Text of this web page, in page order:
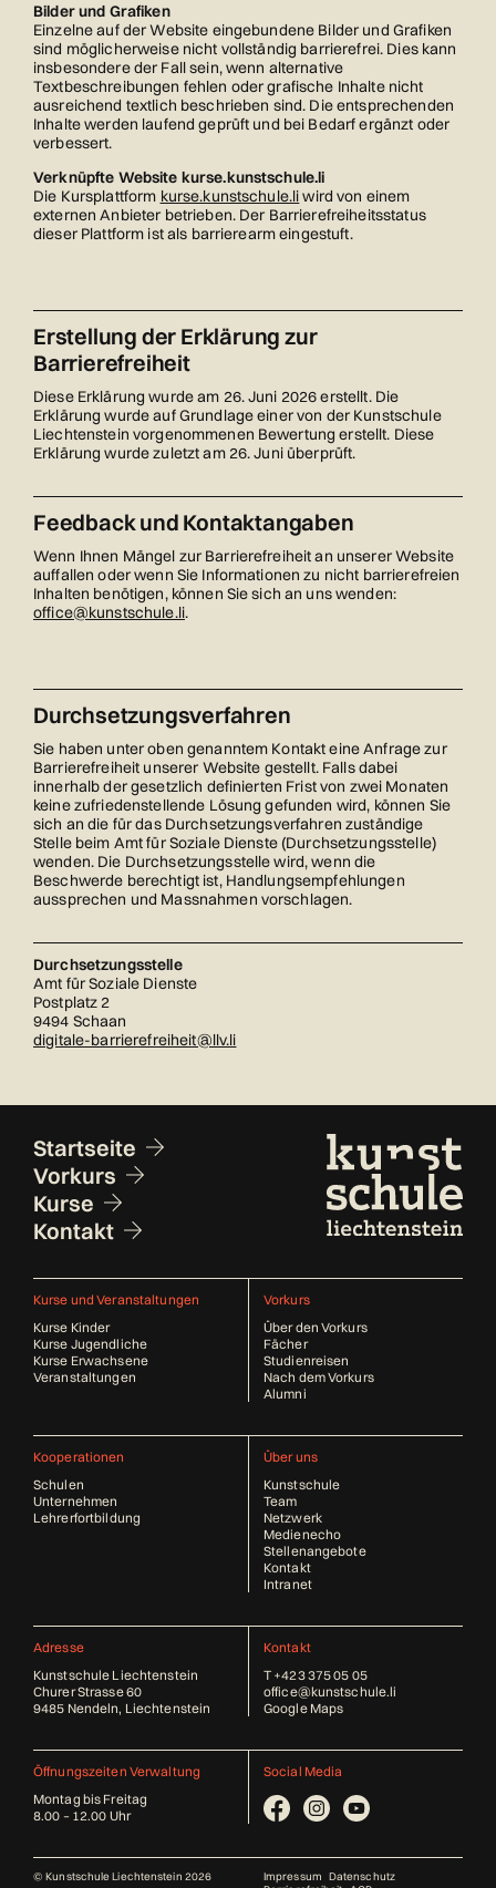
Bilder und Grafiken
Einzelne auf der Website eingebundene Bilder und Grafiken
sind möglicherweise nicht vollständig barrierefrei. Dies kann
insbesondere der Fall sein, wenn alternative
Textbeschreibungen fehlen oder grafische Inhalte nicht
ausreichend textlich beschrieben sind. Die entsprechenden
Inhalte werden laufend geprüft und bei Bedarf ergänzt oder
verbessert.
Verknüpfte Website kurse.kunstschule.li
Die Kursplattform kurse.kunstschule.liwird von einem
externen Anbieter betrieben. Der Barrierefreiheitsstatus
dieser Plattform ist als barrierearm eingestuft.
Erstellung der Erklärung zur
Barrierefreiheit
Diese Erklärung wurde am 26. Juni 2026 erstellt. Die
Erklärung wurde auf Grundlage einer von der Kunstschule
Liechtenstein vorgenommenen Bewertung erstellt. Diese
Erklärung wurde zuletzt am 26. Juni überprüft.
Feedback und Kontaktangaben
Wenn Ihnen Mängel zur Barrierefreiheit an unserer Website
auffallen oder wenn Sie Informationen zu nicht barrierefreien
Inhalten benötigen, können Sie sich an uns wenden:
office@kunstschule.li.
Durchsetzungsverfahren
Sie haben unter oben genanntem Kontakt eine Anfrage zur
Barrierefreiheit unserer Website gestellt. Falls dabei
innerhalb der gesetzlich definierten Frist von zwei Monaten
keine zufriedenstellende Lösung gefunden wird, können Sie
sich an die für das Durchsetzungsverfahren zuständige
Stelle beim Amt für Soziale Dienste (Durchsetzungsstelle)
wenden. Die Durchsetzungsstelle wird, wenn die
Beschwerde berechtigt ist, Handlungsempfehlungen
aussprechen und Massnahmen vorschlagen.
Durchsetzungsstelle
Amt für Soziale Dienste
Postplatz 2
9494 Schaan
digitale-barrierefreiheit@llv.li
Fusszeile
Startseite
Vorkurs
Kurse
Kontakt
Kurse und Veranstaltungen
Kurse Kinder
Kurse Jugendliche
Kurse Erwachsene
Veranstaltungen
Vorkurs
Über den Vorkurs
Fächer
Studienreisen
Nach dem Vorkurs
Alumni
Kooperationen
Schulen
Unternehmen
Lehrerfortbildung
Über uns
Kunstschule
Team
Netzwerk
Medienecho
Stellenangebote
Kontakt
Intranet
Adresse
Kunstschule Liechtenstein
Churer Strasse 60
9485 Nendeln, Liechtenstein
Kontakt
T +423 375 05 05
office@kunstschule.li
Google Maps
Öffnungszeiten Verwaltung
Montag bis Freitag
8.00 – 12.00 Uhr
Social Media
© Kunstschule Liechtenstein 2026 Impressum Datenschutz